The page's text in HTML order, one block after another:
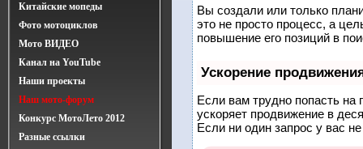
Китайские мопеды
Фото мотоциклов
Мото ВИДЕО
Канал на YouTube
Наши проекты
Наш мото-форум
Конкурс МотоЛето 2012
Разные ссылки
Вы создали или только
это не просто процесс, а
повышение его позиций в
Ускорение
Если вам трудно попасть на
ускоряет продвижение в
Если ни один запрос у вас